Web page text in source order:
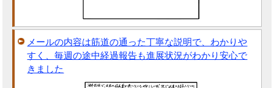
メールの内容は筋道の通った丁寧な説明で、わかりや
すく、毎週の途中経過報告も進展状況がわかり安心で
きました